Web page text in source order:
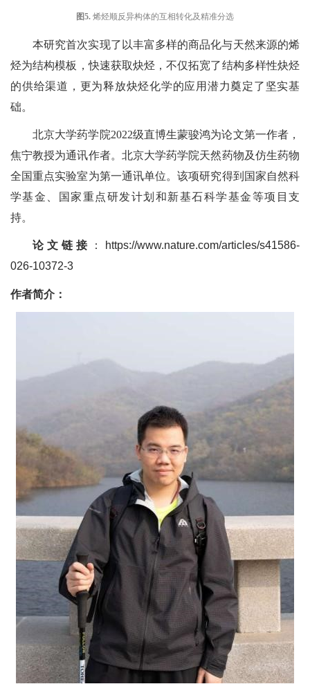
图5. 烯烃顺反异构体的互相转化及精准分选
本研究首次实现了以丰富多样的商品化与天然来源的烯
烃为结构模板 ，快速获取炔烃 ，不仅拓宽了结构多样性炔烃
的供给渠道，更为释放炔烃化学的应用潜力奠定了坚实基
础。
北京大学药学院2022级直博生蒙骏鸿为论文第一作者，
焦宁教授为通讯作者。北京大学药学院天然药物及仿生药物
全国重点实验室为第一通讯单位。该项研究得到国家自然科
学基金、国家重点研发计划和新基石科学基金等项目支
持。
论文链接 ：
https://www.nature.com/articles/s41586-
026-10372-3
作者简介 ：